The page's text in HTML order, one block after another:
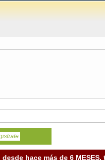
hace más de 6 MESES,